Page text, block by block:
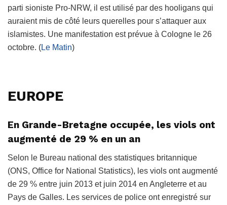
parti sioniste Pro-NRW, il est utilisé par des hooligans qui
auraient mis de côté leurs querelles pour s’attaquer aux
islamistes. Une manifestation est prévue à Cologne le 26
octobre. (Le Matin)
EUROPE
En Grande-Bretagne occupée, les viols ont
augmenté de 29 % en un an
Selon le Bureau national des statistiques britannique
(ONS, Office for National Statistics), les viols ont augmenté
de 29 % entre juin 2013 et juin 2014 en Angleterre et au
Pays de Galles. Les services de police ont enregistré sur